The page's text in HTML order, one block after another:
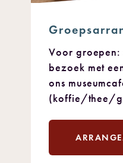
Voor groepen:
bezoek met
ons
(koffie/thee/